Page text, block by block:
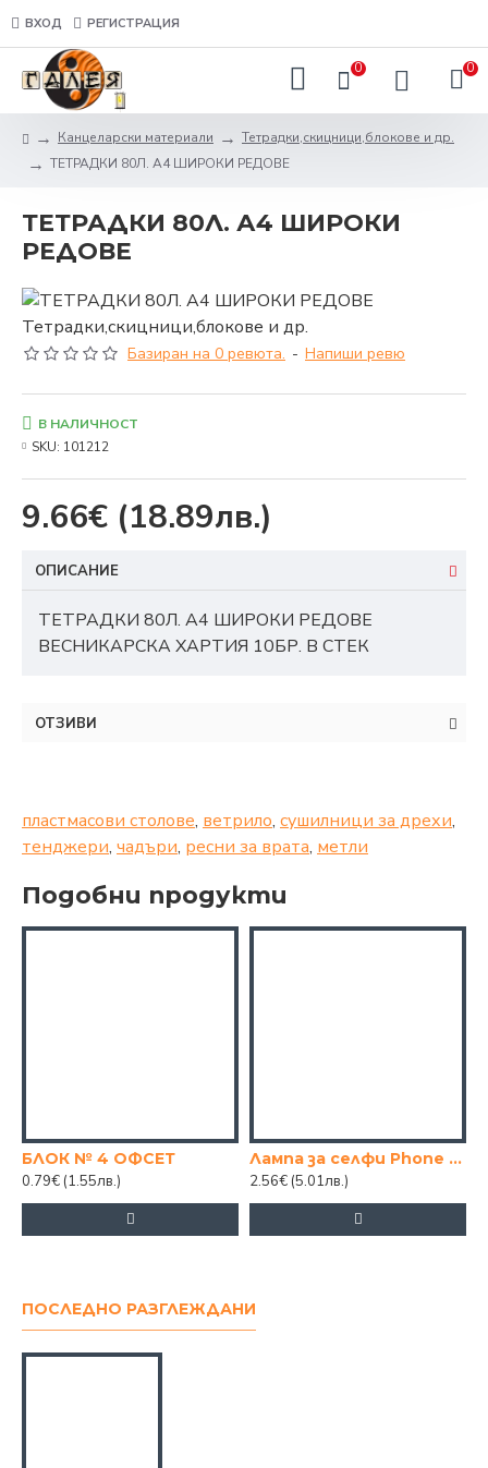
ВХОД РЕГИСТРАЦИЯ
0 0
Канцеларски материали
Тетрадки,скицници,блокове и др.
ТЕТРАДКИ 80Л. А4 ШИРОКИ РЕДОВЕ
ТЕТРАДКИ 80Л. А4 ШИРОКИ
РЕДОВЕ
Базиран на 0 ревюта. - Напиши ревю
9.66€ (18.89лв.)
В НАЛИЧНОСТ
SKU: 101212
ОПИСАНИЕ
ТЕТРАДКИ 80Л. А4 ШИРОКИ РЕДОВЕ
ВЕСНИКАРСКА ХАРТИЯ 10БР. В СТЕК
ОТЗИВИ
пластмасови столове, ветрило, сушилници за дрехи,
тенджери, чадъри, ресни за врата, метли
Подобни продукти
БЛОК № 4 ОФСЕТ
0.79€ (1.55лв.)
Лампа за селфи Phone Clip
2.56€ (5.01лв.)
ПОСЛЕДНО РАЗГЛЕЖДАНИ